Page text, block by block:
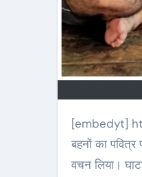
[embedyt] https://www.youtube.com/watch?v=CaT0qIOzMmk[/embedyt]जमशेदपुर :कोरोना महामारी के बीच भाई
बहनों का पवित्र
वचन लिया।